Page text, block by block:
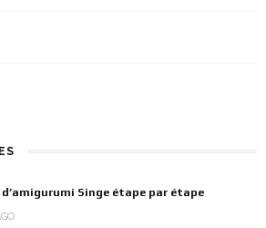
d’amigurumi Singe étape par étape